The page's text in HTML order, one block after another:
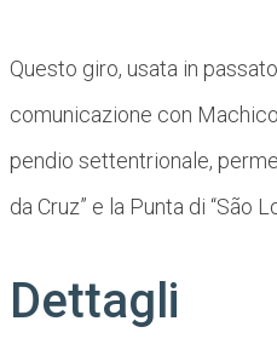
Questo giro, usata in
comunicazione con
pendio settentrionale,
da Cruz” e la Punta di “São
Dettagli